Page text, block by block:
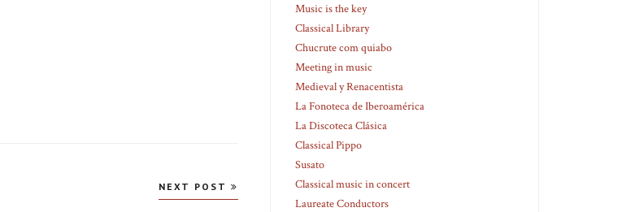
NEXT POST
Music is the key
Classical Library
Chucrute com quiabo
Meeting in music
Medieval y Renacentista
La Fonoteca de Iberoamérica
La Discoteca Clásica
Classical Pippo
Susato
Classical music in concert
Laureate Conductors